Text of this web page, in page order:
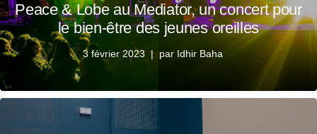
Peace & Lobe au Mediator, un concert pour
le bien-être des jeunes oreilles
3 février 2023 par Idhir Baha